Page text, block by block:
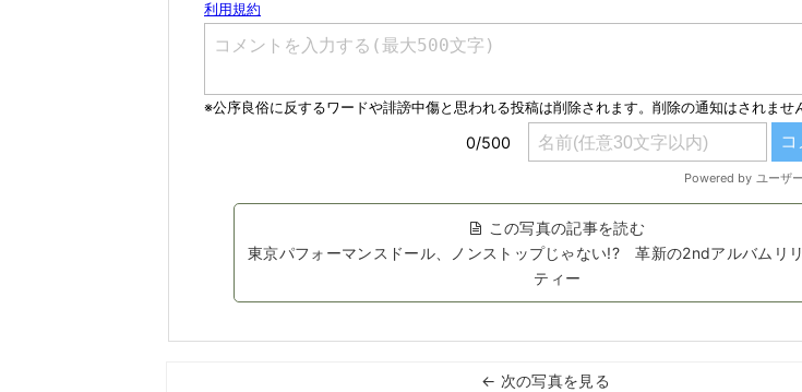
この写真の記事を読む
東京パフォーマンスドール、ノンストップじゃない!? 革新の2ndアルバムリ
ティー
← 次の写真を見る